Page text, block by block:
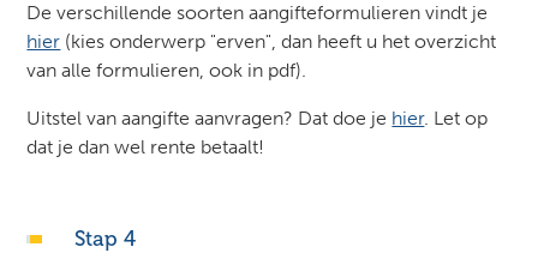
De verschillende soorten aangifteformulieren vindt je
hier (kies onderwerp "erven", dan heeft u het overzicht
van alle formulieren, ook in pdf).
Uitstel van aangifte aanvragen? Dat doe je hier. Let op
dat je dan wel rente betaalt!
Stap 4